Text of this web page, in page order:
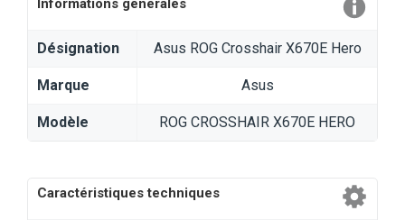
Informations générales
Désignation Asus ROG Crosshair X670E Hero
Marque Asus
Modèle ROG CROSSHAIR X670E HERO
Caractéristiques techniques